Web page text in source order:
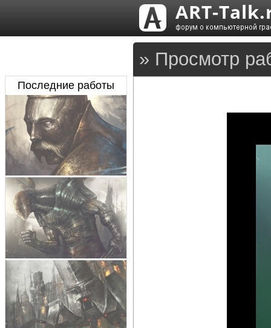
» Просмотр
Последние работы